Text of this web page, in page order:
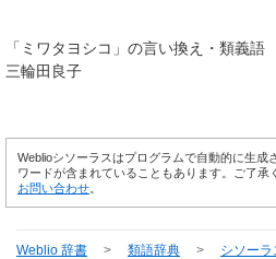
「 ミワタヨシコ 」の言い換え・類義語
三輪田良子
Weblioシソーラスはプログラムで自動的に生成
ワードが含まれていることもあります。ご了承
お問い合わせ
Weblio 辞書 > 類語辞典 > シソーラ